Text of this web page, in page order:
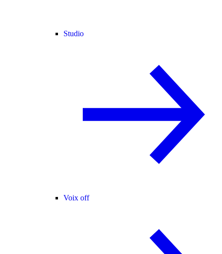
Studio
Voix off